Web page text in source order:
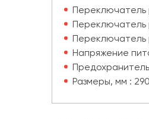
Переключатель
Переключатель
Переключатель
Напряжение
Размеры, мм :